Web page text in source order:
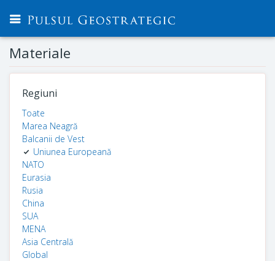
Materiale
Regiuni
Toate
Marea Neagră
Balcanii de Vest
Uniunea Europeană
NATO
Eurasia
Rusia
China
SUA
MENA
Asia Centrală
Global